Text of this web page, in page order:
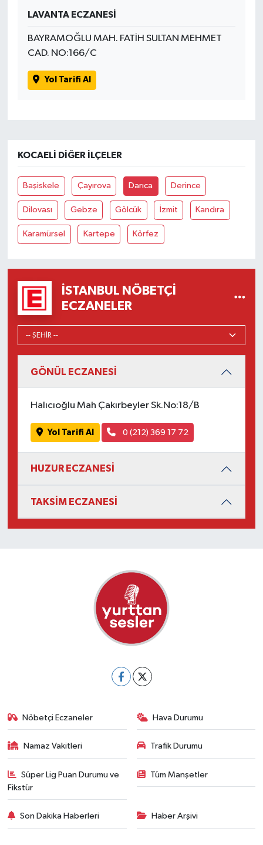
LAVANTA ECZANESİ
BAYRAMOĞLU MAH. FATİH SULTAN MEHMET
CAD. NO:166/C
Yol Tarifi Al
KOCAELI DIĞER İLÇELER
Başiskele Çayırova Darıca Derince
Dilovası Gebze Gölcük İzmit Kandıra
Karamürsel Kartepe Körfez
İSTANBUL NÖBETÇI
ECZANELER
GÖNÜL ECZANESİ
Halıcıoğlu Mah Çakırbeyler Sk.No:18/B
Yol Tarifi Al 0 (212) 369 17 72
HUZUR ECZANESİ
TAKSİM ECZANESİ
Nöbetçi Eczaneler Hava Durumu
Namaz Vakitleri Trafik Durumu
Süper Lig Puan Durumu ve
Fikstür
Tüm Manşetler
Son Dakika Haberleri Haber Arşivi